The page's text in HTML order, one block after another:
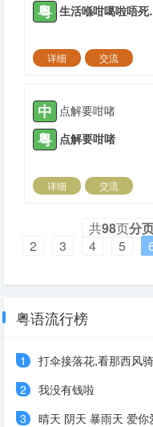
粤 生活喺
详细
交流
中 点解要咁啫
粤 点解要咁啫
详细
交流
共98页分
2
3 4 5
粤语流行榜
1
打伞接落花,看那西风
2
我没有钱啦
3
晴天 阴天 暴雨天 爱你